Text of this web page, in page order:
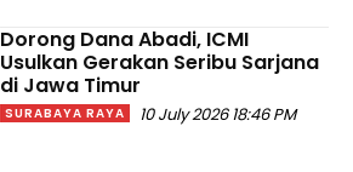
Dorong Dana Abadi, ICMI
Usulkan Gerakan Seribu Sarjana
di Jawa Timur
SURABAYA RAYA 10 July 2026 18:46 PM